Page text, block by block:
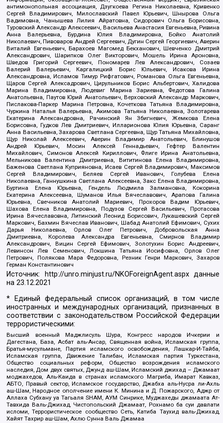
антимонопольная ассоциация, Дзугкоева Регина Николаевна, Кривенко
Сергей Владимирович, Милославский Павел Юрьевич, Шнырова Ольга
Вадимовна, Чанышева Лилия Айратовна, Сидорович Ольга Борисовна,
Туровский Александр Алексеевич, Васильева Анастасия Евгеньевна, Ривина
Анна Валерьевна, Бурдина Юлия Владимировна, Бойко Анатолий
Николаевич, Пивоваров Андрей Сергеевич, Дугин Сергей Георгиевич, Аверин
Виталий Евгеньевич, Барахоев Магомед Бекханович, Шевченко Дмитрий
Александрович, Шарипков Олег Викторович, Мошель Ирина Ароновна,
Шведов Григорий Сергеевич, Пономарев Лев Александрович, Созаев
Валерий Валерьевич, Каргалицкий Борис Юльевич, Исакова Ирина
Александровна, Исламов Тимур Рифгатович, Романова Ольга Евгеньевна,
Щаров Сергей Алексадрович, Цирульников Борис Альбертович, Халидова
Марина Владимировна, Людевиг Марина Зариевна, Федотова Галина
Анатольевна, Паутов Юрий Анатольевич, Верховский Александр Маркович,
Пислакова-Паркер Марина Петровна, Кочеткова Татьяна Владимировна,
Чуркина Наталья Валерьевна, Акимова Татьяна Николаевна, Золотарева
Екатерина Александровна, Рачинский Ян Збигневич, Жемкова Елена
Борисовна, Гудков Лев Дмитриевич, Илларионова Юлия Юрьевна, Саранг
Анна Васильевна, Захарова Светлана Сергеевна, Щур Татьяна Михайловна,
Щур Николай Алексеевич, Аверин Владимир Анатольевич, Блинушов
Андрей Юрьевич, Мосин Алексей Геннадьевич, Гефтер Валентин
Михайлович, Симонов Алексей Кириллович, Флиге Ирина Анатольевна,
Мельникова Валентина Дмитриевна, Вититинова Елена Владимировна,
Баженова Светлана Куприяновна, Исаев Сергей Владимирович, Максимов
Сергей Владимирович, Беляев Сергей Иванович, Голубева Елена
Николаевна, Ганнушкина Светлана Алексеевна, Закс Елена Владимировна,
Буртина Елена Юрьевна, Гендель Людмила Залмановна, Кокорина
Екатерина Алексеевна, Шуманов Илья Вячеславович, Арапова Галина
Юрьевна, Свечников Анатолий Мариевич, Прохоров Вадим Юрьевич,
Шахова Елена Владимировна, Подузов Сергей Васильевич, Протасова
Ирина Вячеславовна, Литинский Леонид Борисович, Лукашевский Сергей
Маркович, Бахмин Вячеслав Иванович, Шабад Анатолий Ефимович, Сухих
Дарья Николаевна, Орлов Олег Петрович, Добровольская Анна
Дмитриевна, Королева Александра Евгеньевна, Смирнов Владимир
Александрович, Вицин Сергей Ефимович, Золотухин Борис Андреевич,
Левинсон Лев Семенович, Локшина Татьяна Иосифовна, Орлов Олег
Петрович, Полякова Мара Федоровна, Резник Генри Маркович, Захаров
Герман Константинович
Источник: http://unro.minjust.ru/NKOForeignAgent.aspxданные
на23.12.2021
* Единый федеральный список организаций, в том числе
иностранных и международных организаций, признанных в
соответствии с законодательством Российской Федерации
террористическими:
Высший военный Маджлисуль Шура, Конгресс народов Ичкерии и
Дагестана, База, Асбат аль-Ансар, Священная война, Исламская группа,
Братья-мусульмане, Партия исламского освобождения, Лашкар-И-Тайба,
Исламская группа, Движение Талибан, Исламская партия Туркестана,
Общество социальных реформ, Общество возрождения исламского
наследия, Дом двух святых, Джунд аш-Шам, Исламский джихад – Джамаат
моджахедов, Аль-Каида в странах исламского Магриба, Имарат Кавказ,
АБТО, Правый сектор, Исламское государство, Джабха аль-Нусра ли-Ахль
аш-Шам, Народное ополчение имени К. Минина и Д. Пожарского, Аджр от
Аллаха Субхану уа Тагьаля SHAM, АУМ Синрике, Муджахеды джамаата Ат-
Тавхида Валь-Джихад, Чистопольский Джамаат, Рохнамо ба суи давлати
исломи, Террористическое сообщество Сеть, Катиба Таухид валь-Джихад,
Хайят Тахрир аш-Шам, Ахлю Сунна Валь Джамаа